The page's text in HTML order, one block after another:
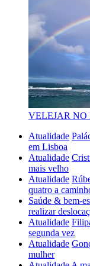
VELEJAR NO
Atualidade
em Lisboa
Atualidade
mais velho
Atualidade
quatro a
Saúde & bem-
realizar
Atualidade
segunda vez
Atualidade
mulher